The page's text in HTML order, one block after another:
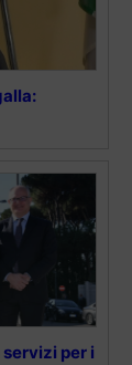
per i